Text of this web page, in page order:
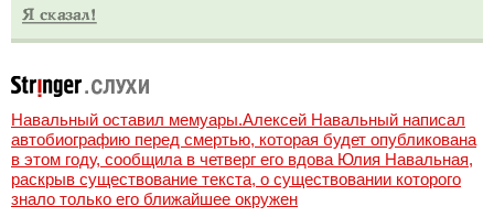
Навальный оставил мемуары.Алексей Навальный написал
автобиографию перед смертью, которая будет опубликована
в этом году, сообщила в четверг его вдова Юлия Навальная,
раскрыв существование текста, о существовании которого
знало только его ближайшее окружен